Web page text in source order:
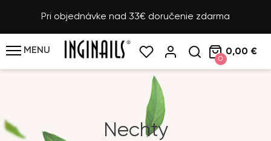
Pri objednávke nad 33€ doručenie zdarma
MENU
0
0,00 €
Nechty